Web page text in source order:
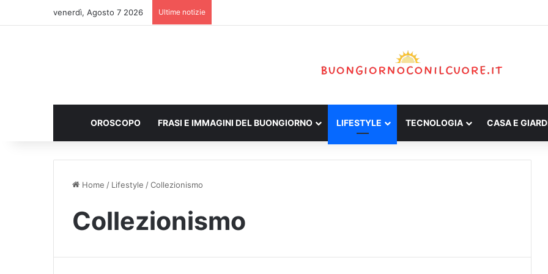
venerdì, Agosto 7 2026 Ultime notizie
OROSCOPO FRASI E IMMAGINI DEL BUONGIORNO LIFESTYLE TECNOLOGIA CASA E
Home / Lifestyle /Collezionismo
Collezionismo